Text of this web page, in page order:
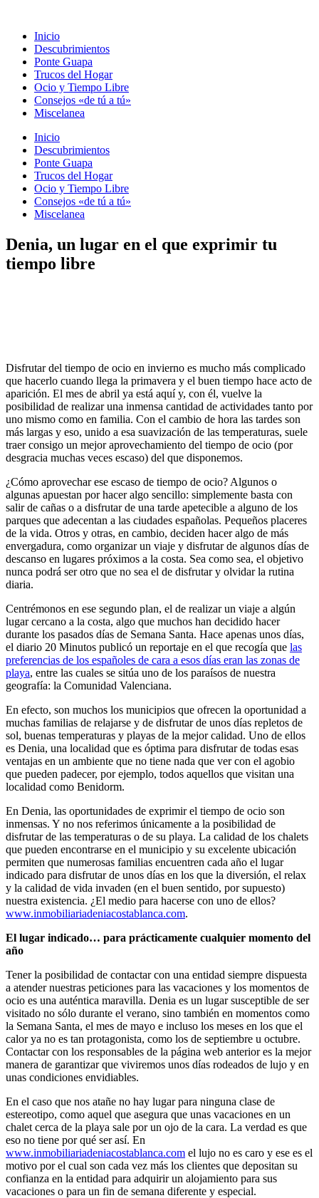
contenido
Inicio
Descubrimientos
Ponte Guapa
Trucos del Hogar
Ocio y Tiempo Libre
Consejos «de tú a tú»
Miscelanea
Inicio
Descubrimientos
Ponte Guapa
Trucos del Hogar
Ocio y Tiempo Libre
Consejos «de tú a tú»
Miscelanea
Denia, un lugar en el que exprimir tu
tiempo libre
Disfrutar del tiempo de ocio en invierno es mucho más complicado
que hacerlo cuando llega la primavera y el buen tiempo hace acto de
aparición. El mes de abril ya está aquí y, con él, vuelve la
posibilidad de realizar una inmensa cantidad de actividades tanto por
uno mismo como en familia. Con el cambio de hora las tardes son
más largas y eso, unido a esa suavización de las temperaturas, suele
traer consigo un mejor aprovechamiento del tiempo de ocio (por
desgracia muchas veces escaso) del que disponemos.
¿Cómo aprovechar ese escaso de tiempo de ocio? Algunos o
algunas apuestan por hacer algo sencillo: simplemente basta con
salir de cañas o a disfrutar de una tarde apetecible a alguno de los
parques que adecentan a las ciudades españolas. Pequeños placeres
de la vida. Otros y otras, en cambio, deciden hacer algo de más
envergadura, como organizar un viaje y disfrutar de algunos días de
descanso en lugares próximos a la costa. Sea como sea, el objetivo
nunca podrá ser otro que no sea el de disfrutar y olvidar la rutina
diaria.
Centrémonos en ese segundo plan, el de realizar un viaje a algún
lugar cercano a la costa, algo que muchos han decidido hacer
durante los pasados días de Semana Santa. Hace apenas unos días,
el diario 20 Minutos publicó un reportaje en el que recogía que las
preferencias de los españoles de cara a esos días eran las zonas de
playa, entre las cuales se sitúa uno de los paraísos de nuestra
geografía: la Comunidad Valenciana.
En efecto, son muchos los municipios que ofrecen la oportunidad a
muchas familias de relajarse y de disfrutar de unos días repletos de
sol, buenas temperaturas y playas de la mejor calidad. Uno de ellos
es Denia, una localidad que es óptima para disfrutar de todas esas
ventajas en un ambiente que no tiene nada que ver con el agobio
que pueden padecer, por ejemplo, todos aquellos que visitan una
localidad como Benidorm.
En Denia, las oportunidades de exprimir el tiempo de ocio son
inmensas. Y no nos referimos únicamente a la posibilidad de
disfrutar de las temperaturas o de su playa. La calidad de los chalets
que pueden encontrarse en el municipio y su excelente ubicación
permiten que numerosas familias encuentren cada año el lugar
indicado para disfrutar de unos días en los que la diversión, el relax
y la calidad de vida invaden (en el buen sentido, por supuesto)
nuestra existencia. ¿El medio para hacerse con uno de ellos?
www.inmobiliariadeniacostablanca.com.
El lugar indicado… para prácticamente cualquier momento del
año
Tener la posibilidad de contactar con una entidad siempre dispuesta
a atender nuestras peticiones para las vacaciones y los momentos de
ocio es una auténtica maravilla. Denia es un lugar susceptible de ser
visitado no sólo durante el verano, sino también en momentos como
la Semana Santa, el mes de mayo e incluso los meses en los que el
calor ya no es tan protagonista, como los de septiembre u octubre.
Contactar con los responsables de la página web anterior es la mejor
manera de garantizar que viviremos unos días rodeados de lujo y en
unas condiciones envidiables.
En el caso que nos atañe no hay lugar para ninguna clase de
estereotipo, como aquel que asegura que unas vacaciones en un
chalet cerca de la playa sale por un ojo de la cara. La verdad es que
eso no tiene por qué ser así. En
www.inmobiliariadeniacostablanca.com el lujo no es caro y ese es el
motivo por el cual son cada vez más los clientes que depositan su
confianza en la entidad para adquirir un alojamiento para sus
vacaciones o para un fin de semana diferente y especial.